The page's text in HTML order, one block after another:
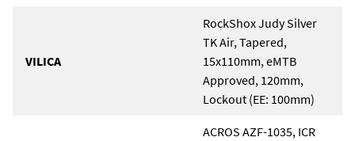
VILICA
RockShox Judy Silver
TK Air, Tapered,
15x110mm, eMTB
Approved, 120mm,
Lockout (EE: 100mm)
ACROS AZF-1035, ICR